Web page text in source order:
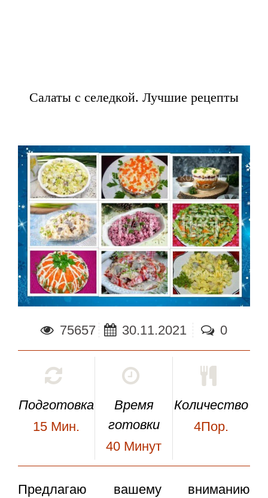
Салаты с селедкой. Лучшие рецепты
75657 30.11.2021 0
Подготовка
15 Мин.
Время
готовки
40 Минут
Количество
4Пор.
Предлагаю вашему вниманию